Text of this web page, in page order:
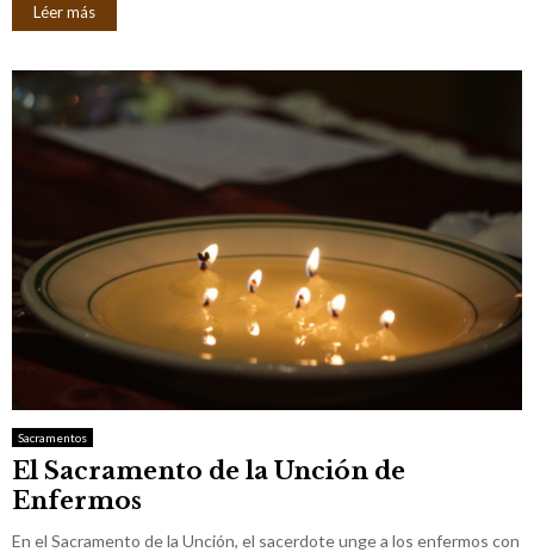
Léer más
Sacramentos
El Sacramento de la Unción de
Enfermos
En el Sacramento de la Unción, el sacerdote unge a los enfermos con